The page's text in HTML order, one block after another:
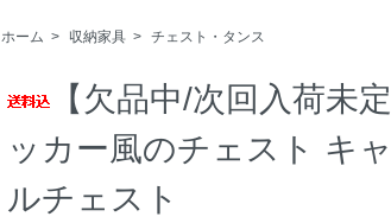
ホーム > 収納家具 > チェスト・タンス
【欠品中/次回入荷未
ッカー風のチェスト キ
ルチェスト